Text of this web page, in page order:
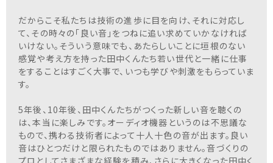
だからこそ私たちは技術の進歩に目を向け、それに対応し
て、その時々の「良い音」をつねに追い求めていかなければ
いけない。そういう意味でも、あたらしいことに垣根のない
感覚や考え方を持った田中くんたち若い世代と一緒に仕事
をすることはすごく大事で、いつも学びや刺激をもらっていま
す。
5年後、10年後、田中くんたちがつくった新しい音を聴くの
は、本当に楽しみです。オーディオ機器というのは不思議な
もので、携わる技術者によって十人十色の音が出ます。良い
音はひとつだけと限られたものではありません。音づくりの
プロとしてさまざまな経験を積み、さらに大きくなった田中く